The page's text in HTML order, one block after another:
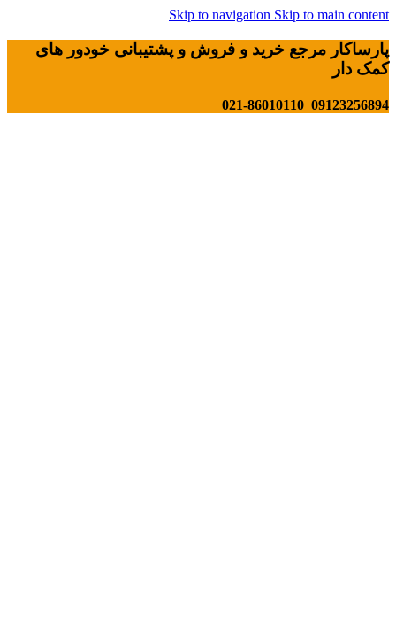
Skip to navigation Skip to main content
پارساکار مرجع خرید و فروش و پشتیبانی خودور های
کمک دار
09123256894 021-86010110